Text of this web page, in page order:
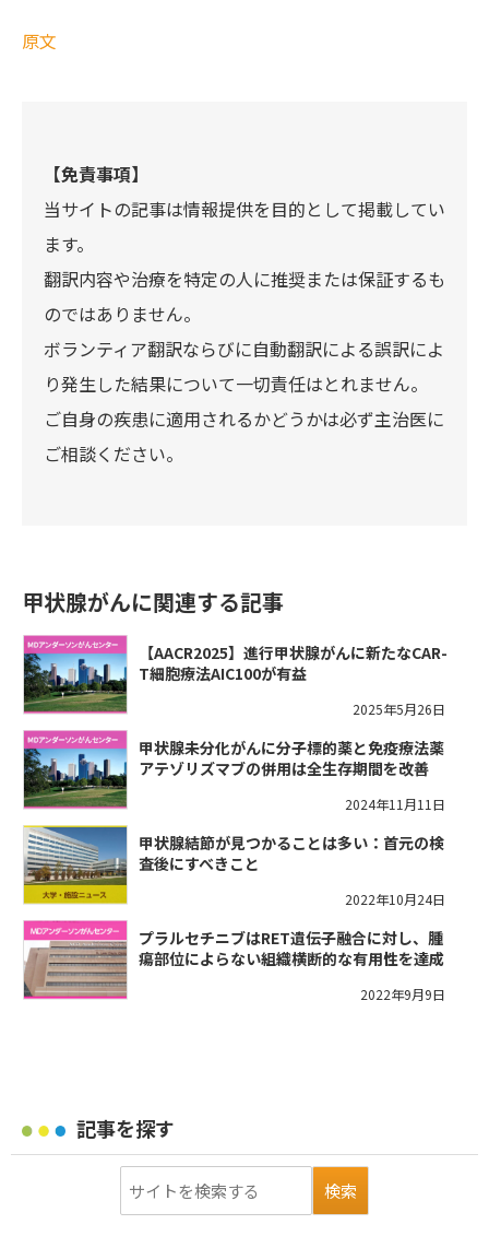
原文
【免責事項】
当サイトの記事は情報提供を目的として掲載してい
ます。
翻訳内容や治療を特定の人に推奨または保証するも
のではありません。
ボランティア翻訳ならびに自動翻訳による誤訳によ
り発生した結果について一切責任はとれません。
ご自身の疾患に適用されるかどうかは必ず主治医に
ご相談ください。
甲状腺がんに関連する記事
【AACR2025】進行甲状腺がんに新たなCAR-
T細胞療法AIC100が有益
2025年5月26日
甲状腺未分化がんに分子標的薬と免疫療法薬
アテゾリズマブの併用は全生存期間を改善
2024年11月11日
甲状腺結節が見つかることは多い：首元の検
査後にすべきこと
2022年10月24日
プラルセチニブはRET遺伝子融合に対し、腫
瘍部位によらない組織横断的な有用性を達成
2022年9月9日
記事を探す